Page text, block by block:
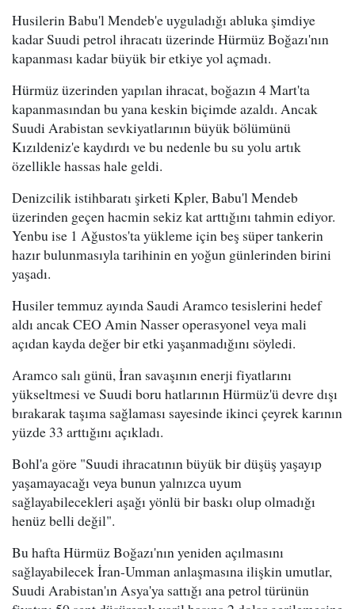
Husilerin Babu'l Mendeb'e uyguladığı abluka şimdiye
kadar Suudi petrol ihracatı üzerinde Hürmüz Boğazı'nın
kapanması kadar büyük bir etkiye yol açmadı.
Hürmüz üzerinden yapılan ihracat, boğazın 4 Mart'ta
kapanmasından bu yana keskin biçimde azaldı. Ancak
Suudi Arabistan sevkiyatlarının büyük bölümünü
Kızıldeniz'e kaydırdı ve bu nedenle bu su yolu artık
özellikle hassas hale geldi.
Denizcilik istihbaratı şirketi Kpler, Babu'l Mendeb
üzerinden geçen hacmin sekiz kat arttığını tahmin ediyor.
Yenbu ise 1 Ağustos'ta yükleme için beş süper tankerin
hazır bulunmasıyla tarihinin en yoğun günlerinden birini
yaşadı.
Husiler temmuz ayında Saudi Aramco tesislerini hedef
aldı ancak CEO Amin Nasser operasyonel veya mali
açıdan kayda değer bir etki yaşanmadığını söyledi.
Aramco salı günü, İran savaşının enerji fiyatlarını
yükseltmesi ve Suudi boru hatlarının Hürmüz'ü devre dışı
bırakarak taşıma sağlaması sayesinde ikinci çeyrek karının
yüzde 33 arttığını açıkladı.
Bohl'a göre "Suudi ihracatının büyük bir düşüş yaşayıp
yaşamayacağı veya bunun yalnızca uyum
sağlayabilecekleri aşağı yönlü bir baskı olup olmadığı
henüz belli değil".
Bu hafta Hürmüz Boğazı'nın yeniden açılmasını
sağlayabilecek İran-Umman anlaşmasına ilişkin umutlar,
Suudi Arabistan'ın Asya'ya sattığı ana petrol türünün